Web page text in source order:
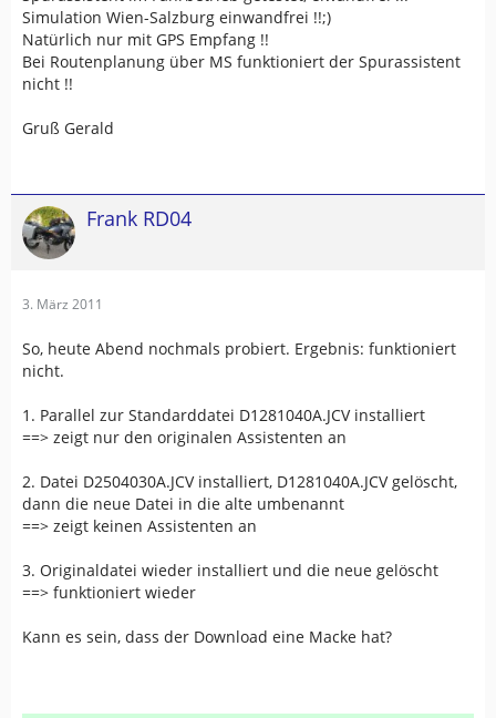
Simulation Wien-Salzburg einwandfrei !!;)
Natürlich nur mit GPS Empfang !!
Bei Routenplanung über MS funktioniert der Spurassistent
nicht !!
Gruß Gerald
Frank RD04
3. März 2011
So, heute Abend nochmals probiert. Ergebnis: funktioniert
nicht.
1. Parallel zur Standarddatei D1281040A.JCV installiert
==> zeigt nur den originalen Assistenten an
2. Datei D2504030A.JCV installiert, D1281040A.JCV gelöscht,
dann die neue Datei in die alte umbenannt
==> zeigt keinen Assistenten an
3. Originaldatei wieder installiert und die neue gelöscht
==> funktioniert wieder
Kann es sein, dass der Download eine Macke hat?